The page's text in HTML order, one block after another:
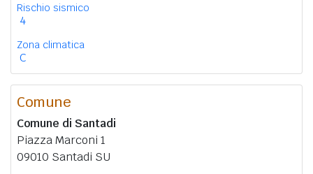
Rischio sismico
4
Zona climatica
C
Comune
Comune di Santadi
Piazza Marconi 1
09010 Santadi SU